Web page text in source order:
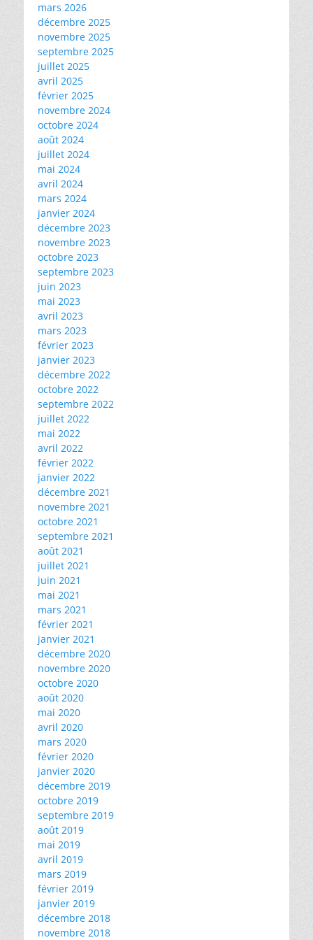
mars 2026
décembre 2025
novembre 2025
septembre 2025
juillet 2025
avril 2025
février 2025
novembre 2024
octobre 2024
août 2024
juillet 2024
mai 2024
avril 2024
mars 2024
janvier 2024
décembre 2023
novembre 2023
octobre 2023
septembre 2023
juin 2023
mai 2023
avril 2023
mars 2023
février 2023
janvier 2023
décembre 2022
octobre 2022
septembre 2022
juillet 2022
mai 2022
avril 2022
février 2022
janvier 2022
décembre 2021
novembre 2021
octobre 2021
septembre 2021
août 2021
juillet 2021
juin 2021
mai 2021
mars 2021
février 2021
janvier 2021
décembre 2020
novembre 2020
octobre 2020
août 2020
mai 2020
avril 2020
mars 2020
février 2020
janvier 2020
décembre 2019
octobre 2019
septembre 2019
août 2019
mai 2019
avril 2019
mars 2019
février 2019
janvier 2019
décembre 2018
novembre 2018